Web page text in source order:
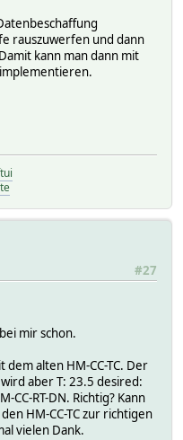
rauszuwerfen und dann
kann man dann mit
#27
mir schon.
dem alten HM-CC-TC. Der
aber T: 23.5 desired:
RT-DN. Richtig? Kann
HM-CC-TC zur richtigen
vielen Dank.